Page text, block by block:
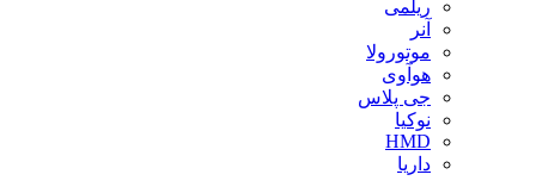
ریلمی
آنر
موتورولا
هوآوی
جی پلاس
نوکیا
HMD
داریا